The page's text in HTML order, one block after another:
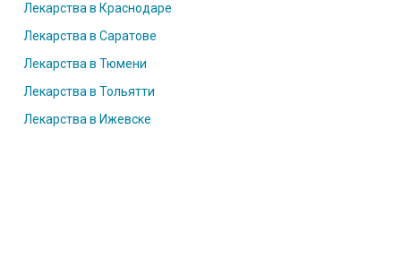
Лекарства в Краснодаре
Лекарства в Саратове
Лекарства в Тюмени
Лекарства в Тольятти
Лекарства в Ижевске